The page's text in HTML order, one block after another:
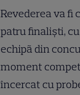
Revederea va fi
patru finalişti,
echipã din
moment
încercat cu